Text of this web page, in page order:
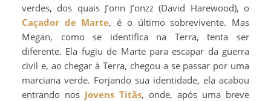
verdes, dos quais J’onn J’onzz (David Harewood), o
Caçador de Marte, é o último sobrevivente. Mas
Megan, como se identifica na Terra, tenta ser
diferente. Ela fugiu de Marte para escapar da guerra
civil e, ao chegar à Terra, chegou a se passar por uma
marciana verde. Forjando sua identidade, ela acabou
entrando nos Jovens Titãs, onde, após uma breve